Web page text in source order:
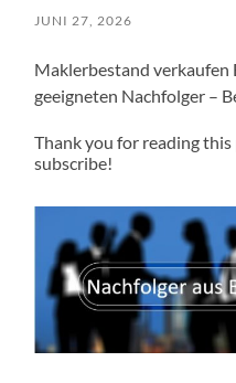
JUNI 27, 2026
Maklerbestand verkaufen
geeigneten Nachfolger –
Thank you for reading
subscribe!